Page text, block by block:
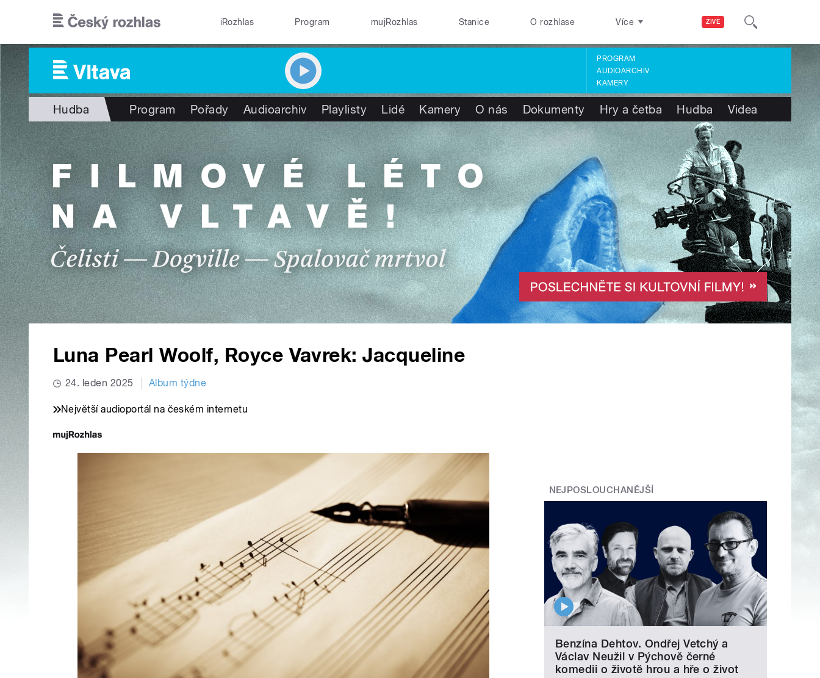
ŽIVĚ
iRozhlas Program mujRozhlas Stanice O rozhlase Více
PROGRAM
AUDIOARCHIV
KAMERY
Hudba Program Pořady Audioarchiv Playlisty Lidé Kamery O nás Dokumenty Hry a četba Hudba Videa
Luna Pearl Woolf, Royce Vavrek: Jacqueline
24. leden 2025 Album týdne
Největší audioportál na českém internetu
NEJPOSLOUCHANĚJŠÍ
Benzína Dehtov. Ondřej Vetchý a
Václav Neužil v Pýchově černé
komedii o životě hrou a hře o život